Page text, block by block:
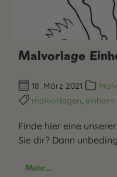
Malvorlage
18. März 2021
malvorlagen, einhorn
Finde hier eine
Sie dir? Dann
Mehr...